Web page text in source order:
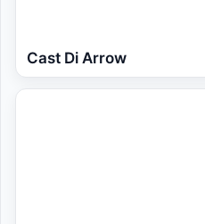
Cast Di Arrow